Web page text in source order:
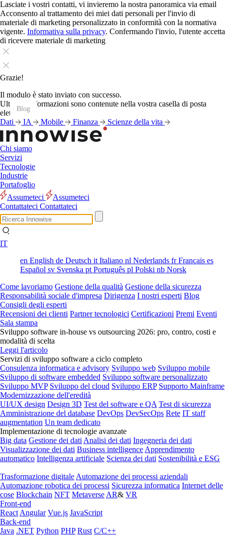
Lasciate i vostri contatti, vi invieremo la nostra panoramica via email
Acconsento al trattamento dei miei dati personali per l'invio di
materiale di marketing personalizzato in conformità con la normativa
vigente. Informativa sulla privacy. Confermando l'invio, l'utente accetta
di ricevere materiale di marketing
Grazie!
Il modulo è stato inviato con successo.
Ulteriori informazioni sono contenute nella vostra casella di posta
elettronica.
Dati
IA Mobile Finanza Scienze della vita
Chi siamo
Servizi
Tecnologie
Industrie
Portafoglio
Assumeteci
Assumeteci
Contattateci Contattateci
IT
en English de Deutsch it Italiano nl Nederlands frFrançais es
Español sv Svenska pt Português pl Polski nb Norsk
Come lavoriamo Gestione della qualità Gestione della sicurezza
Responsabilità sociale d'impresa Dirigenza I nostri esperti Blog
Consigli degli esperti
Recensioni dei clienti Partner tecnologici Certificazioni Premi Eventi
Sala stampa
Sviluppo software in-house vs outsourcing 2026: pro, contro, costi e
modalità di scelta
Leggi l'articolo
Servizi di sviluppo software a ciclo completo
Consulenza informatica e advisory Sviluppo web Sviluppo mobile
Sviluppo di software embedded Sviluppo software personalizzato
Sviluppo MVP Sviluppo del cloud Sviluppo ERP Supporto Mainframe
Modernizzazione dell'eredità
UI/UX design Design 3D Test del software e QA Test di sicurezza
Amministrazione del database DevOps DevSecOps Rete IT staff
augmentation Un team dedicato
Implementazione di tecnologie avanzate
Big data Gestione dei dati Analisi dei dati Ingegneria dei dati
Visualizzazione dei dati Business intelligence Apprendimento
automatico Intelligenza artificiale Scienza dei dati Sostenibilità e ESG
Trasformazione digitale Automazione dei processi aziendali
Automazione robotica dei processi Sicurezza informatica Internet delle
cose Blockchain NFT Metaverse AR& VR
Front-end
React Angular Vue.js JavaScript
Back-end
Java .NET Python PHP Rust C/C++
Blog
Blog
Blog
Blog
Blog
Blog
Blog
Blog
Blog
Blog
Blog
Blog